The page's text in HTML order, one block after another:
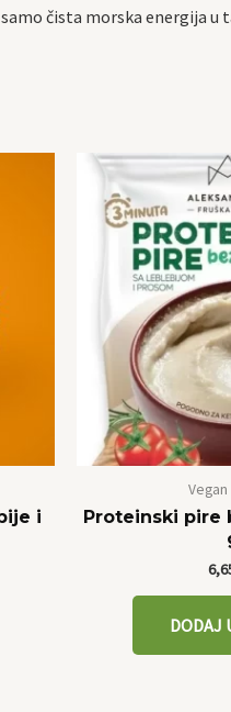
čista morska energija
i
Proteinski pire
DODAJ